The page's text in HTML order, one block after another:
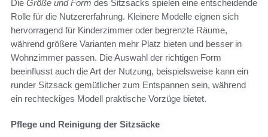
Die Größe und Form des Sitzsacks spielen eine entscheidende
Rolle für die Nutzererfahrung. Kleinere Modelle eignen sich
hervorragend für Kinderzimmer oder begrenzte Räume,
während größere Varianten mehr Platz bieten und besser in
Wohnzimmer passen. Die Auswahl der richtigen Form
beeinflusst auch die Art der Nutzung, beispielsweise kann ein
runder Sitzsack gemütlicher zum Entspannen sein, während
ein rechteckiges Modell praktische Vorzüge bietet.
Pflege und Reinigung der Sitzsäcke